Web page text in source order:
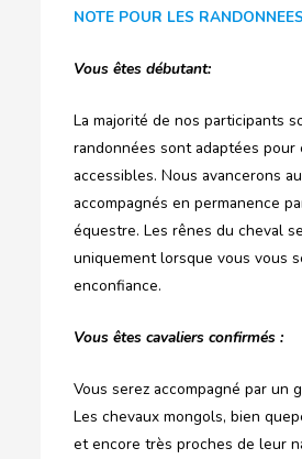
NOTE POUR LES
Vous êtes débutant:
La majorité de nos participants
randonnées sont adaptées
accessibles. Nous avancerons
accompagnés en permanence
équestre. Les rênes du cheval
uniquement lorsque vous vous
enconfiance.
Vous êtes cavaliers confirmés :
Vous serez accompagné par un
Les chevaux mongols, bien
et encore très proches de leur